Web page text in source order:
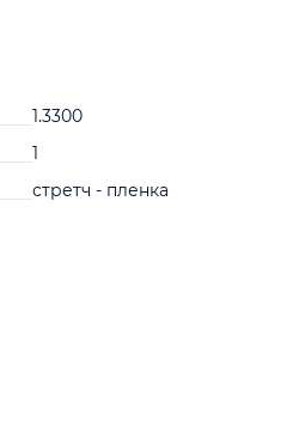
1.3300
1
стретч - пленка